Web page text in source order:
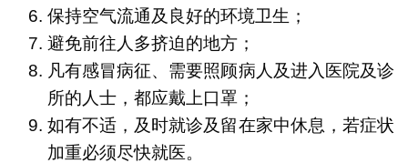
保持空气流通及良好的环境卫生；
避免前往人多挤迫的地方；
凡有感冒病征、需要照顾病人及进入医院及诊
所的人士，都应戴上口罩；
如有不适，及时就诊及留在家中休息，若症状
加重必须尽快就医。